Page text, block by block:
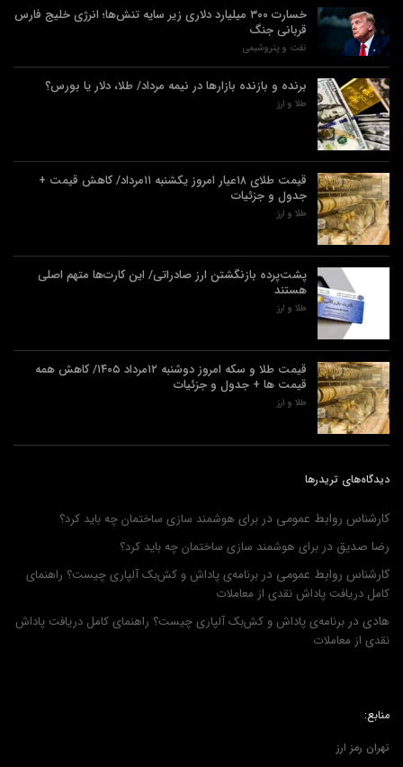
خسارت ۳۰۰ میلیارد دلاری زیر سایه تنش‌ها؛ انرژی خلیج فارس
قربانی جنگ
نفت و پتروشیمی
برنده‌ و بازنده بازارها در نیمه مرداد/ طلا، دلار یا بورس؟
طلا و ارز
قیمت طلای ۱۸عیار امروز یکشنبه ۱۱مرداد/ کاهش قیمت +
جدول و جزئیات
طلا و ارز
پشت‌پرده بازنگشتن ارز صادراتی/ این کارت‌ها متهم اصلی
هستند
طلا و ارز
قیمت طلا و سکه امروز دوشنبه ۱۲مرداد ۱۴۰۵/ کاهش همه
قیمت ها + جدول و جزئیات
طلا و ارز
دیدگاه‌های تریدرها
کارشناس روابط عمومی در برای هوشمند سازی ساختمان چه باید کرد؟
رضا صدیق در برای هوشمند سازی ساختمان چه باید کرد؟
کارشناس روابط عمومی در برنامه‌ی پاداش و کش‌بک آلپاری چیست؟ راهنمای
کامل دریافت پاداش نقدی از معاملات
هادی در برنامه‌ی پاداش و کش‌بک آلپاری چیست؟ راهنمای کامل دریافت پاداش
نقدی از معاملات
منابع:
تهران رمز ارز